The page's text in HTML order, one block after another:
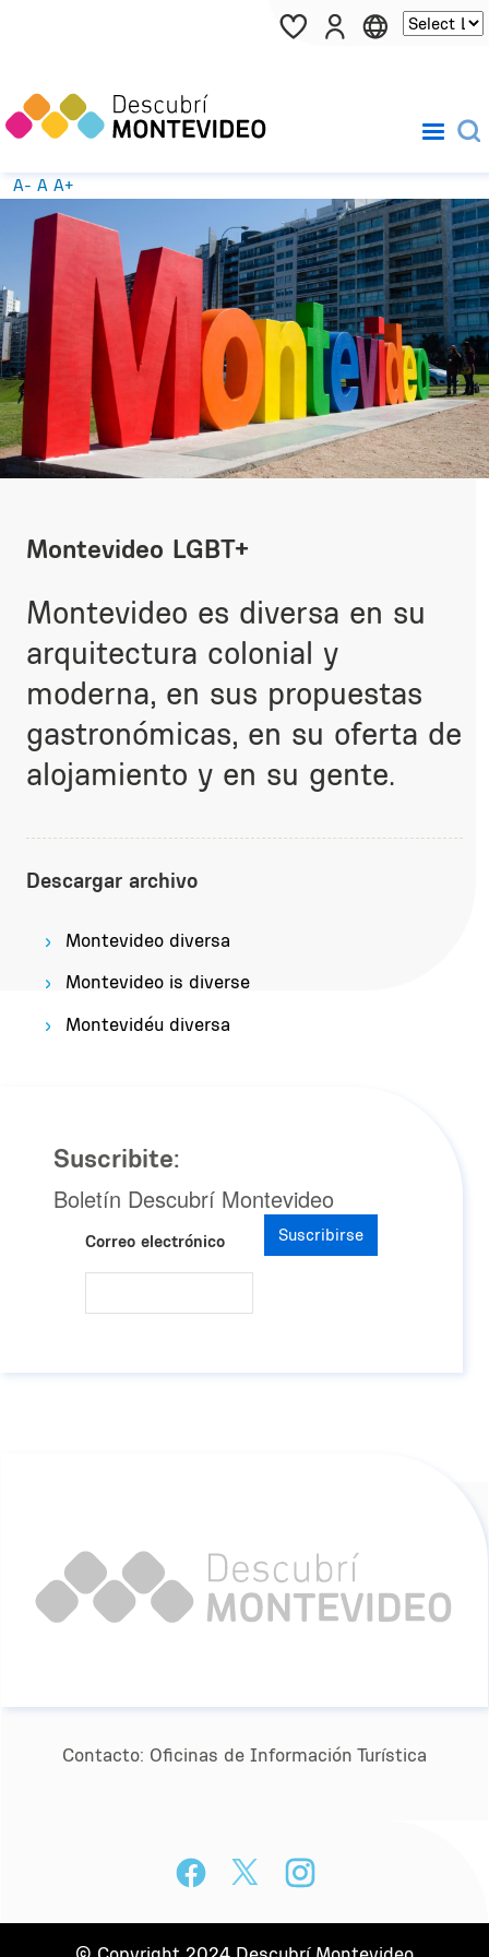
Pasar al contenido principal
A- A A+
Montevideo LGBT+
Montevideo es diversa en su
arquitectura colonial y
moderna, en sus propuestas
gastronómicas, en su oferta de
alojamiento y en su gente.
Descargar archivo
Montevideo diversa
Montevideo is diverse
Montevidéu diversa
Suscribite:
Boletín Descubrí Montevideo
Correo electrónico Suscribirse
Contacto: Oﬁcinas de Información Turística